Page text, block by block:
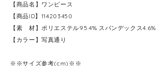
【商品名】ワンピース
【商品ID】114203450
【素 材】ポリエステル95.4% スパンデックス4.6%
【カラー】写真通り
※※サイズ参考(cm)※※